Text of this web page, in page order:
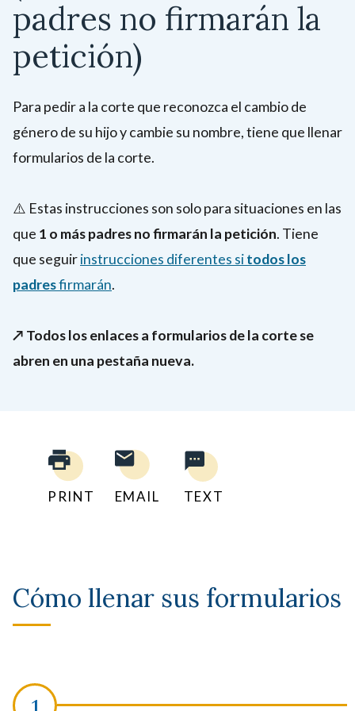
padres no firmarán la
petición)
Para pedir a la corte que reconozca el cambio de
género de su hijo y cambie su nombre, tiene que llenar
formularios de la corte.
⚠️ Estas instrucciones son solo para situaciones en las
que 1 o más padres no firmarán la petición. Tiene
que seguirinstrucciones diferentes sitodos los
padresfirmarán.
↗️ Todos los enlaces a formularios de la corte se
abren en una pestaña nueva.
PRINT EMAIL TEXT
Cómo llenar sus formularios